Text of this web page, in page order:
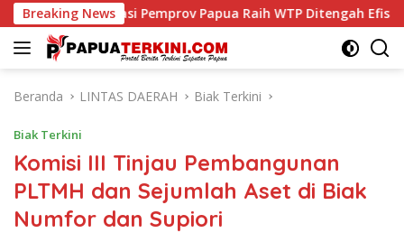
Langsung
ke
konten
Breaking News
Raih WTP Ditengah Efisiensi Anggaran Sambut
Beranda LINTAS DAERAH Biak Terkini
Biak Terkini
Komisi III Tinjau Pembangunan
PLTMH dan Sejumlah Aset di Biak
Numfor dan Supiori